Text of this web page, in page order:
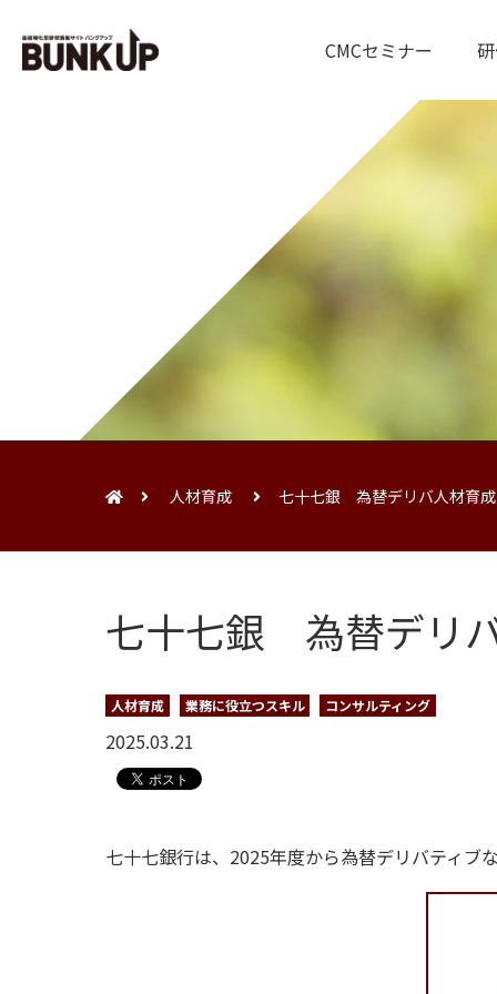
CMCセミナー
人材育成 七十七銀 為替デリバ人材育
七十七銀 為替デリ
人材育成 業務に役立つスキル コンサルティング
2025.03.21
七十七銀行は、2025年度から為替デリバティブ